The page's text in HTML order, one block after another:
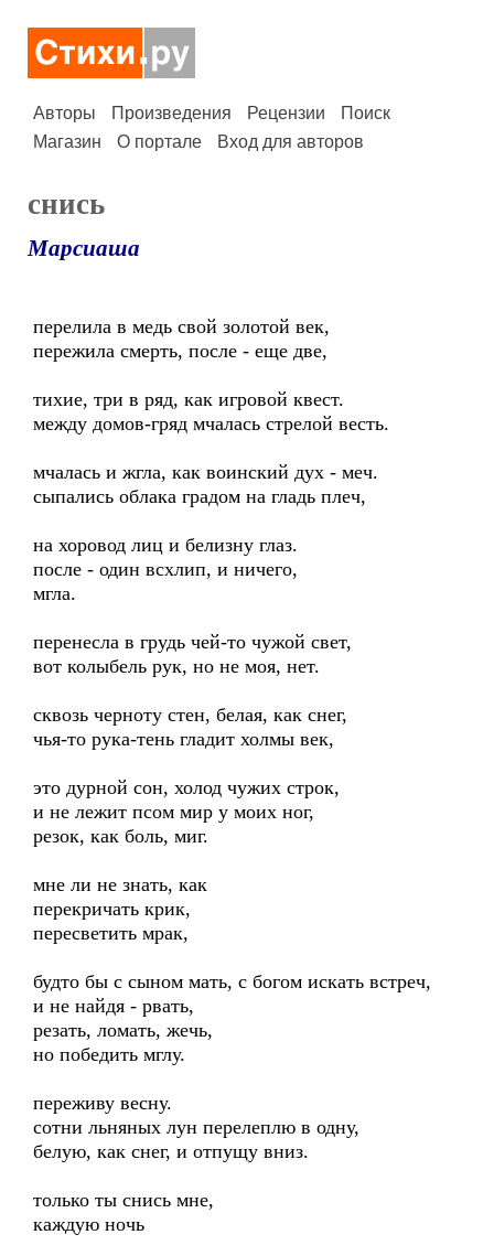
Авторы Произведения Рецензии
Поиск
Магазин
О портале Вход для авторов
снись
Марсиаша
перелила в медь свой золотой век,
пережила смерть, после - еще две,
тихие, три в ряд, как игровой квест.
между домов-гряд мчалась стрелой весть.
мчалась и жгла, как воинский дух - меч.
сыпались облака градом на гладь плеч,
на хоровод лиц и белизну глаз.
после - один всхлип, и ничего,
мгла.
перенесла в грудь чей-то чужой свет,
вот колыбель рук, но не моя, нет.
сквозь черноту стен, белая, как снег,
чья-то рука-тень гладит холмы век,
это дурной сон, холод чужих строк,
и не лежит псом мир у моих ног,
резок, как боль, миг.
мне ли не знать, как
перекричать крик,
пересветить мрак,
будто бы с сыном мать, с богом искать встреч,
и не найдя - рвать,
резать, ломать, жечь,
но победить мглу.
переживу весну.
сотни льняных лун перелеплю в одну,
белую, как снег, и отпущу вниз.
только ты снись мне,
каждую ночь